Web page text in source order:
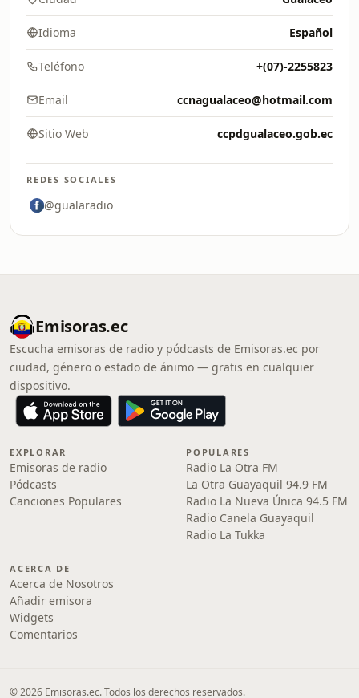
Idioma Español
Teléfono +(07)-2255823
Email ccnagualaceo@hotmail.com
Sitio Web ccpdgualaceo.gob.ec
REDES SOCIALES
@gualaradio
Emisoras.ec
Escucha emisoras de radio y pódcasts de Emisoras.ec por
ciudad, género o estado de ánimo — gratis en cualquier
dispositivo.
EXPLORAR
Emisoras de radio
Pódcasts
Canciones Populares
POPULARES
Radio La Otra FM
La Otra Guayaquil 94.9 FM
Radio La Nueva Única 94.5 FM
Radio Canela Guayaquil
Radio La Tukka
ACERCA DE
Acerca de Nosotros
Añadir emisora
Widgets
Comentarios
© 2026 Emisoras.ec. Todos los derechos reservados.